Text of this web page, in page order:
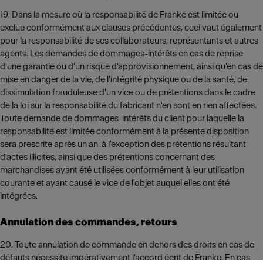
19. Dans la mesure où la responsabilité de Franke est limitée ou
exclue conformément aux clauses précédentes, ceci vaut également
pour la responsabilité de ses collaborateurs, représentants et autres
agents. Les demandes de dommages-intérêts en cas de reprise
d'une garantie ou d'un risque d'approvisionnement, ainsi qu'en cas de
mise en danger de la vie, de l'intégrité physique ou de la santé, de
dissimulation frauduleuse d'un vice ou de prétentions dans le cadre
de la loi sur la responsabilité du fabricant n'en sont en rien affectées.
Toute demande de dommages-intérêts du client pour laquelle la
responsabilité est limitée conformément à la présente disposition
sera prescrite après un an. à l'exception des prétentions résultant
d'actes illicites, ainsi que des prétentions concernant des
marchandises ayant été utilisées conformément à leur utilisation
courante et ayant causé le vice de l'objet auquel elles ont été
intégrées.
Annulation des commandes, retours
20. Toute annulation de commande en dehors des droits en cas de
défauts nécessite impérativement l'accord écrit de Franke. En cas